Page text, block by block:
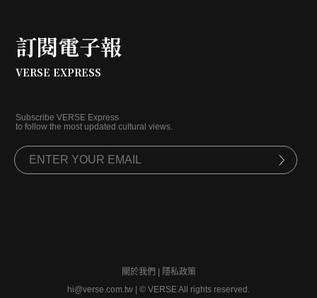
訂閱電子報
VERSE EXPRESS
Subscribe VERSE Express
to follow the most updated cultural views.
關於我們 | 隱私政策
hi@verse.com.tw | © VERSE All rights reserved.